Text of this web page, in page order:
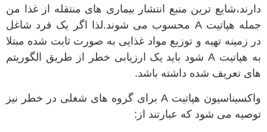
دارند،شایع ترین منبع انتشار بیماری های منتقله از غذا من
جمله هپاتیت A محسوب می شوند.لذا اگر یک فرد شاغل
در زمینه تهیه و توزیع مواد غذایی به صورت ثابت شده مبتلا
به هپاتیت A شود باید یک ارزیابی خطر از طریق الگوریتم
های تعریف شده داشته باشد.
واکسیناسیون هپاتیت A برای گروه های شغلی در خطر نیز
توصیه می شود که عبارتند از: